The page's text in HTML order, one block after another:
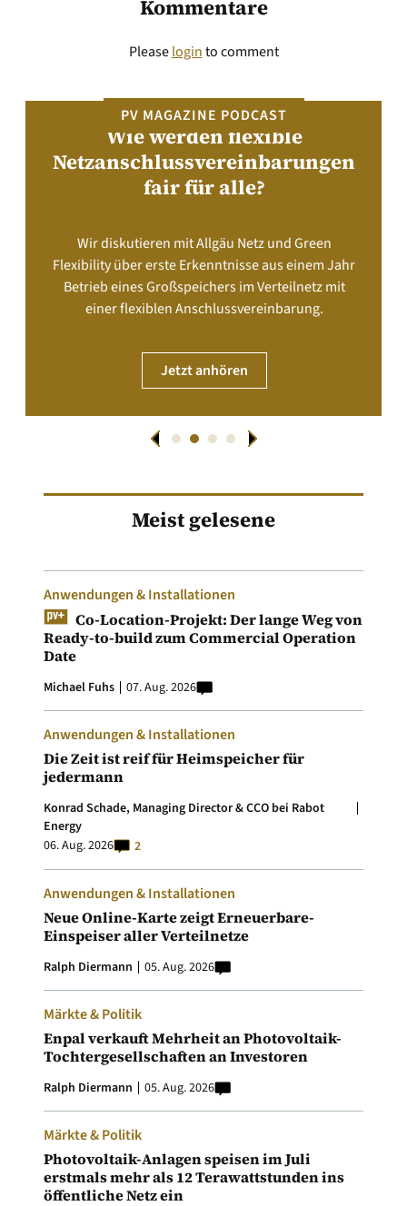
Kommentare
Pleaseloginto comment
PV MAGAZINE PODCAST
Wie werden flexible
Netzanschlussvereinbarungen
fair für alle?
Wir diskutieren mit Allgäu Netz und Green
Flexibility über erste Erkenntnisse aus einem Jahr
Betrieb eines Großspeichers im Verteilnetz mit
einer flexiblen Anschlussvereinbarung.
Jetzt anhören
Meist gelesene
Anwendungen & Installationen
Co-Location-Projekt: Der lange Weg von
Ready-to-build zum Commercial Operation
Date
Michael Fuhs 07. Aug. 2026
Anwendungen & Installationen
Die Zeit ist reif für Heimspeicher für
jedermann
Konrad Schade, Managing Director & CCO bei Rabot
Energy
06. Aug. 2026
2
Anwendungen & Installationen
Neue Online-Karte zeigt Erneuerbare-
Einspeiser aller Verteilnetze
Ralph Diermann 05. Aug. 2026
Märkte & Politik
Enpal verkauft Mehrheit an Photovoltaik-
Tochtergesellschaften an Investoren
Ralph Diermann 05. Aug. 2026
Märkte & Politik
Photovoltaik-Anlagen speisen im Juli
erstmals mehr als 12 Terawattstunden ins
öffentliche Netz ein